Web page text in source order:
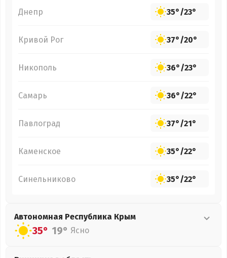
Днепр 35°/23°
Кривой Рог 37°/20°
Никополь 36°/23°
Самарь 36°/22°
Павлоград 37°/21°
Каменское 35°/22°
Синельниково 35°/22°
Автономная Республика Крым
35° 19° Ясно